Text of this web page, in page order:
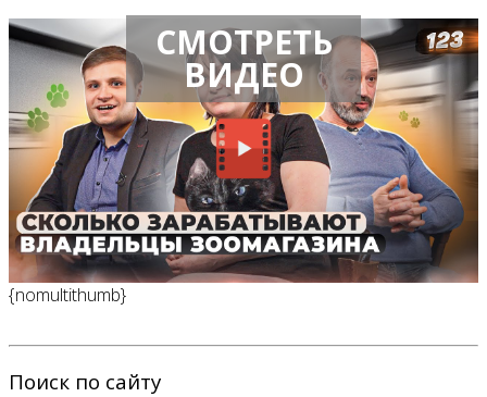
СМОТРЕТЬ
ВИДЕО
{nomultithumb}
Поиск по сайту